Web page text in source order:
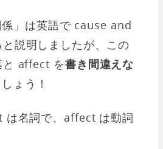
」は英語で cause and
説明しましたが、この
affect を書き間違えな
ょう！
は名詞で、affect は動詞